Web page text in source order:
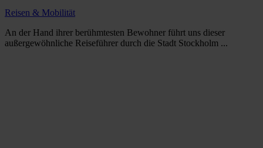
Reisen & Mobilität
An der Hand ihrer berühmtesten Bewohner führt uns dieser
außergewöhnliche Reiseführer durch die Stadt Stockholm ...